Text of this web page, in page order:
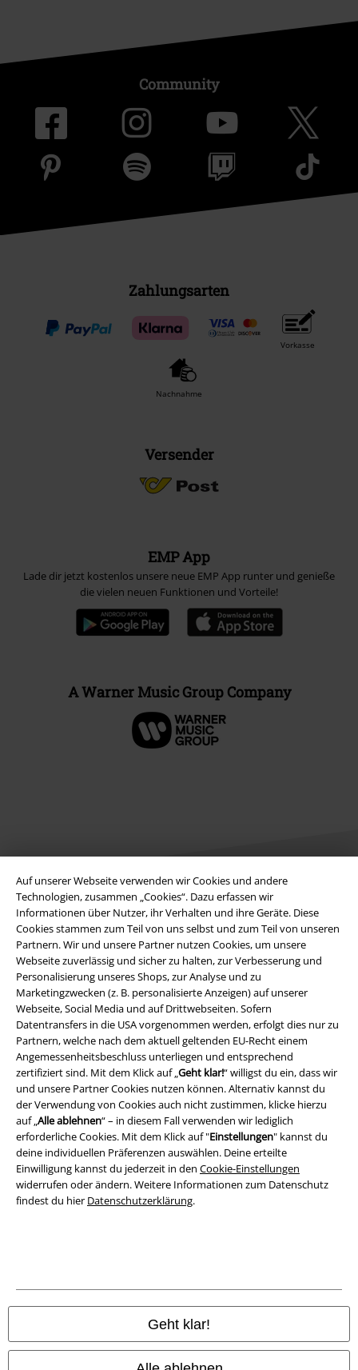
Auf unserer Webseite verwenden wir Cookies und andere
Technologien, zusammen „Cookies“. Dazu erfassen wir
Informationen über Nutzer, ihr Verhalten und ihre Geräte. Diese
Cookies stammen zum Teil von uns selbst und zum Teil von unseren
Partnern. Wir und unsere Partner nutzen Cookies, um unsere
Webseite zuverlässig und sicher zu halten, zur Verbesserung und
Personalisierung unseres Shops, zur Analyse und zu
Marketingzwecken (z. B. personalisierte Anzeigen) auf unserer
Webseite, Social Media und auf Drittwebseiten. Sofern
Datentransfers in die USA vorgenommen werden, erfolgt dies nur zu
Partnern, welche nach dem aktuell geltenden EU-Recht einem
Angemessenheitsbeschluss unterliegen und entsprechend
zertifiziert sind. Mit dem Klick auf „Geht klar!“ willigst du ein, dass wir
und unsere Partner Cookies nutzen können. Alternativ kannst du
der Verwendung von Cookies auch nicht zustimmen, klicke hierzu
auf „Alle ablehnen“ – in diesem Fall verwenden wir lediglich
erforderliche Cookies. Mit dem Klick auf "Einstellungen" kannst du
deine individuellen Präferenzen auswählen. Deine erteilte
Einwilligung kannst du jederzeit in den Cookie-Einstellungen
widerrufen oder ändern. Weitere Informationen zum Datenschutz
findest du hier Datenschutzerklärung.
Geht klar!
Community
Zahlungsarten
Vorkasse
Nachnahme
Versender
EMP App
Lade dir jetzt kostenlos unsere neue EMP App runter und genieße
die vielen neuen Funktionen und Vorteile!
A Warner Music Group Company
Rechtliches
AGB
Impressum
Datenschutz
Entsorgung und Umweltschutz
Konformitätserklärung
Information zur Barrierefreiheit
Cookie-Einstellungen
Vertrag widerrufen
EMP Online Shops